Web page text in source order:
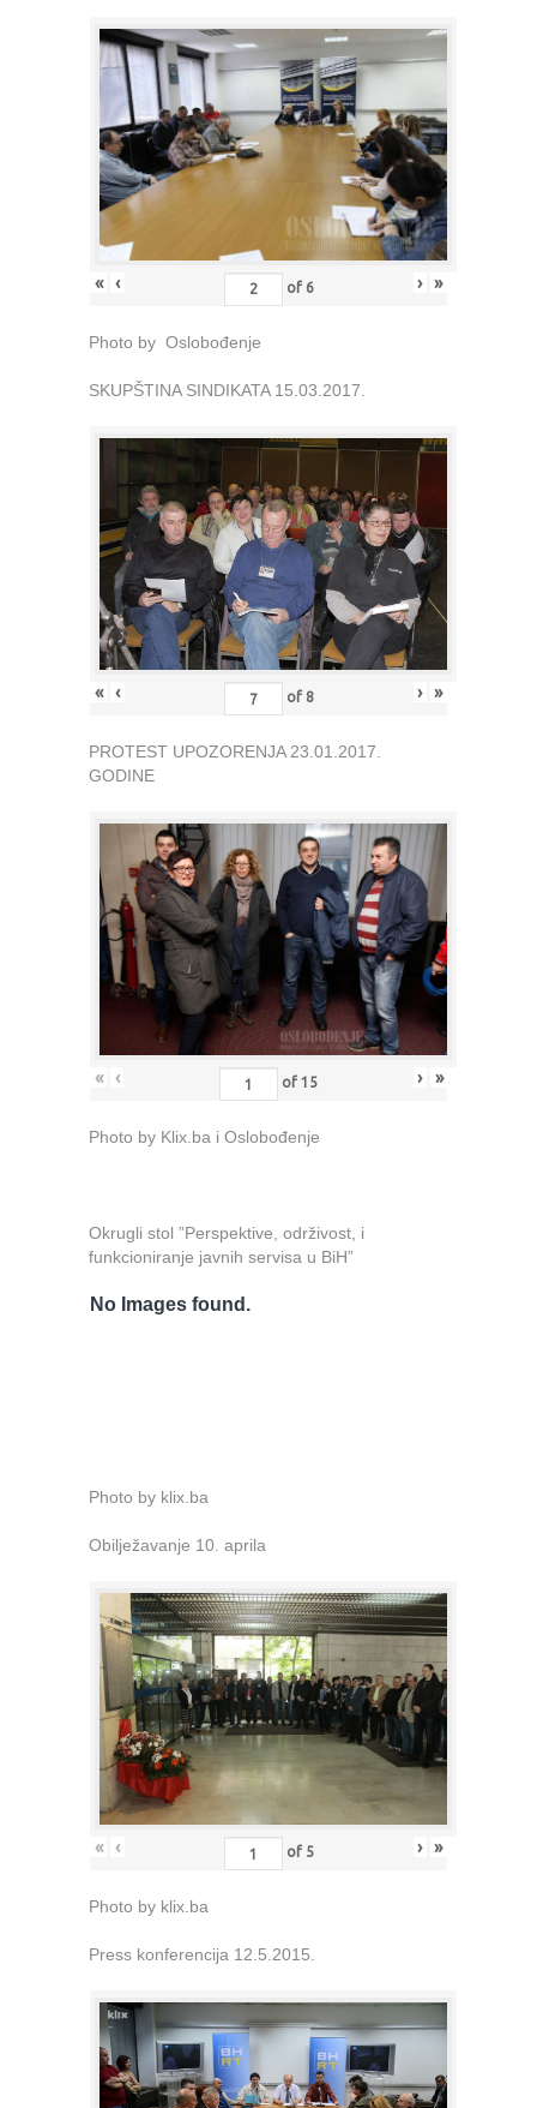
« ‹ of 6 › »
Photo by Oslobođenje
SKUPŠTINA SINDIKATA 15.03.2017.
« ‹ of 8 › »
PROTEST UPOZORENJA 23.01.2017.
GODINE
« ‹ of 15 › »
Photo by Klix.ba i Oslobođenje
Okrugli stol ”Perspektive, održivost, i
funkcioniranje javnih servisa u BiH”
No Images found.
Photo by klix.ba
Obilježavanje 10. aprila
« ‹ of 5 › »
Photo by klix.ba
Press konferencija 12.5.2015.